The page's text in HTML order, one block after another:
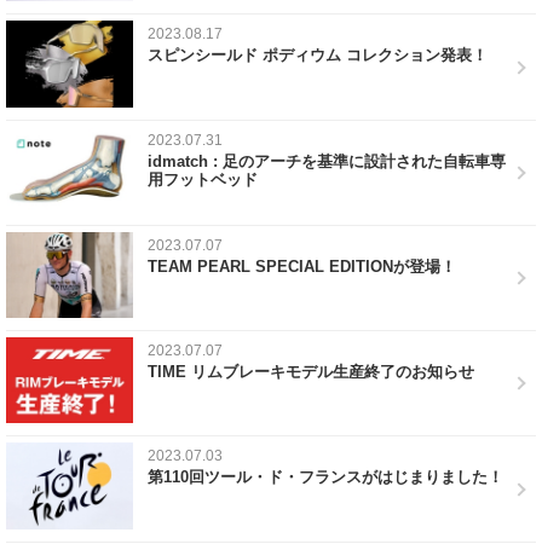
2023.08.17
スピンシールド ポディウム コレクション発表！
2023.07.31
idmatch : 足のアーチを基準に設計された自転車専
用フットベッド
2023.07.07
TEAM PEARL SPECIAL EDITIONが登場！
2023.07.07
TIME リムブレーキモデル生産終了のお知らせ
2023.07.03
第110回ツール・ド・フランスがはじまりました！